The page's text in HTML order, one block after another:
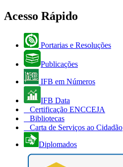
Acesso Rápido
Portarias e Resoluções
Publicações
IFB em Números
IFB Data
Certificação ENCCEJA
Bibliotecas
Carta de Serviços ao Cidadão
Diplomados